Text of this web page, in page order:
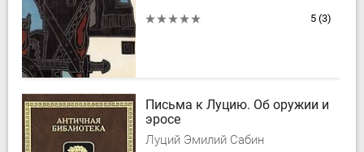
расцвета древнегреческой
5 (3)
Письма к Луцию. Об оружии и
эросе
Луций Эмилий Сабин